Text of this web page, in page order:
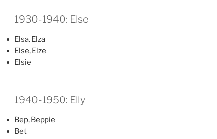
1930-1940: Else
Elsa, Elza
Else, Elze
Elsie
1940-1950: Elly
Bep, Beppie
Bet